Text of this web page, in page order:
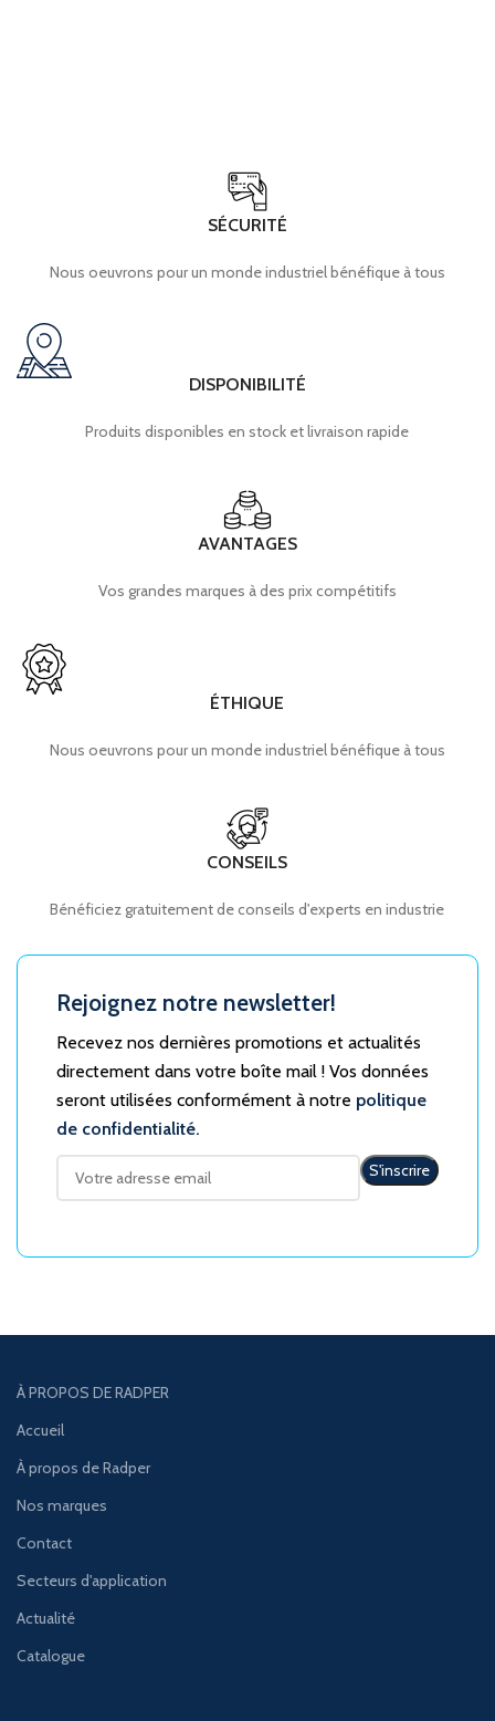
SÉCURITÉ
Nous oeuvrons pour un monde industriel bénéfique à tous
DISPONIBILITÉ
Produits disponibles en stock et livraison rapide
AVANTAGES
Vos grandes marques à des prix compétitifs
ÉTHIQUE
Nous oeuvrons pour un monde industriel bénéfique à tous
CONSEILS
Bénéficiez gratuitement de conseils d'experts en industrie
Rejoignez notre newsletter!
Recevez nos dernières promotions et actualités
directement dans votre boîte mail ! Vos données
seront utilisées conformément à notre politique
de confidentialité.
À PROPOS DE RADPER
Accueil
À propos de Radper
Nos marques
Contact
Secteurs d'application
Actualité
Catalogue